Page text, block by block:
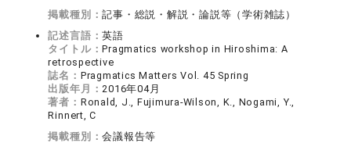
掲載種別：記事・総説・解説・論説等（学術雑誌）
記述言語：英語
タイトル：Pragmatics workshop in Hiroshima: A
retrospective
誌名： Pragmatics Matters Vol. 45 Spring
出版年月：2016年04月
著者： Ronald, J., Fujimura-Wilson, K., Nogami, Y.,
Rinnert, C
掲載種別：会議報告等